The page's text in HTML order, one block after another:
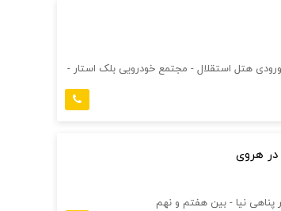
هتل استقلال - مجتمع خودرویی بلک استار -
در هروی
پناهی نیا - بین هفتم و نهم